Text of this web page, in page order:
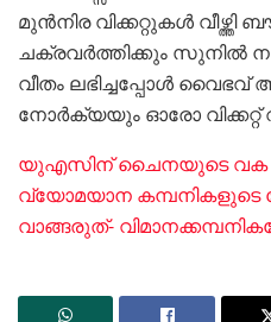
മുൻനിര വിക്കറ്റുകൾ വീഴ്ത്തി
ചക്രവർത്തിക്കും സുനിൽ
വീതം ലഭിച്ചപ്പോൾ വൈഭവ്
നോർക്യയും ഓരോ വിക്കറ്റ്
യുഎസിന് ചൈനയുടെ വക
വ്യോമയാന കമ്പനികളുടെ
വാങ്ങരുത്-